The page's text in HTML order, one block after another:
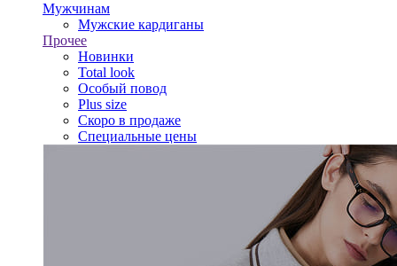
Мужчинам
Мужские кардиганы
Прочее
Новинки
Total look
Особый повод
Plus size
Скоро в продаже
Специальные цены